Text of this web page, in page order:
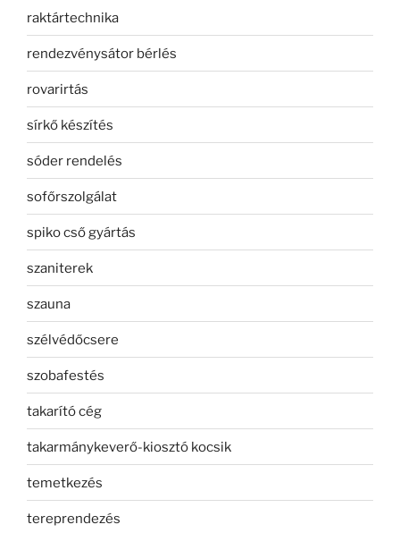
raktártechnika
rendezvénysátor bérlés
rovarirtás
sírkő készítés
sóder rendelés
sofőrszolgálat
spiko cső gyártás
szaniterek
szauna
szélvédőcsere
szobafestés
takarító cég
takarmánykeverő-kiosztó kocsik
temetkezés
tereprendezés